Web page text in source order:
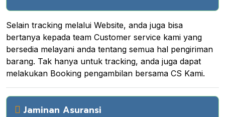
Selain tracking melalui Website, anda juga bisa
bertanya kepada team Customer service kami yang
bersedia melayani anda tentang semua hal pengiriman
barang. Tak hanya untuk tracking, anda juga dapat
melakukan Booking pengambilan bersama CS Kami.
Jaminan Asuransi